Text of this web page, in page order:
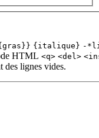
{italique} -
HTML <q> <del>
des lignes vides.